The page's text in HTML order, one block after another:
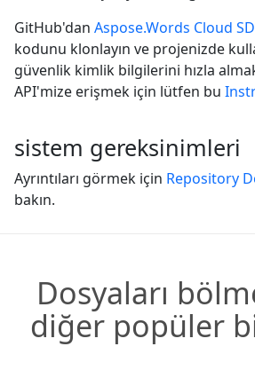
GitHub'dan Aspose.Words Cloud
kodunu klonlayın ve projenizde
güvenlik kimlik bilgilerini hızla
API'mize erişmek için lütfen bu
sistem gereksinimleri
Ayrıntıları görmek için Repository
bakın.
Dosyaları
diğer popüler